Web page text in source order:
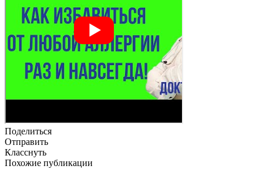
Поделиться
Отправить
Класснуть
Похожие публикации